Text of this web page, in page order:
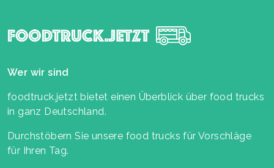
Wer wir sind
foodtruck.jetzt bietet einen Überblick über food trucks
in ganz Deutschland.
Durchstöbern Sie unsere food trucks für Vorschläge
für Ihren Tag.